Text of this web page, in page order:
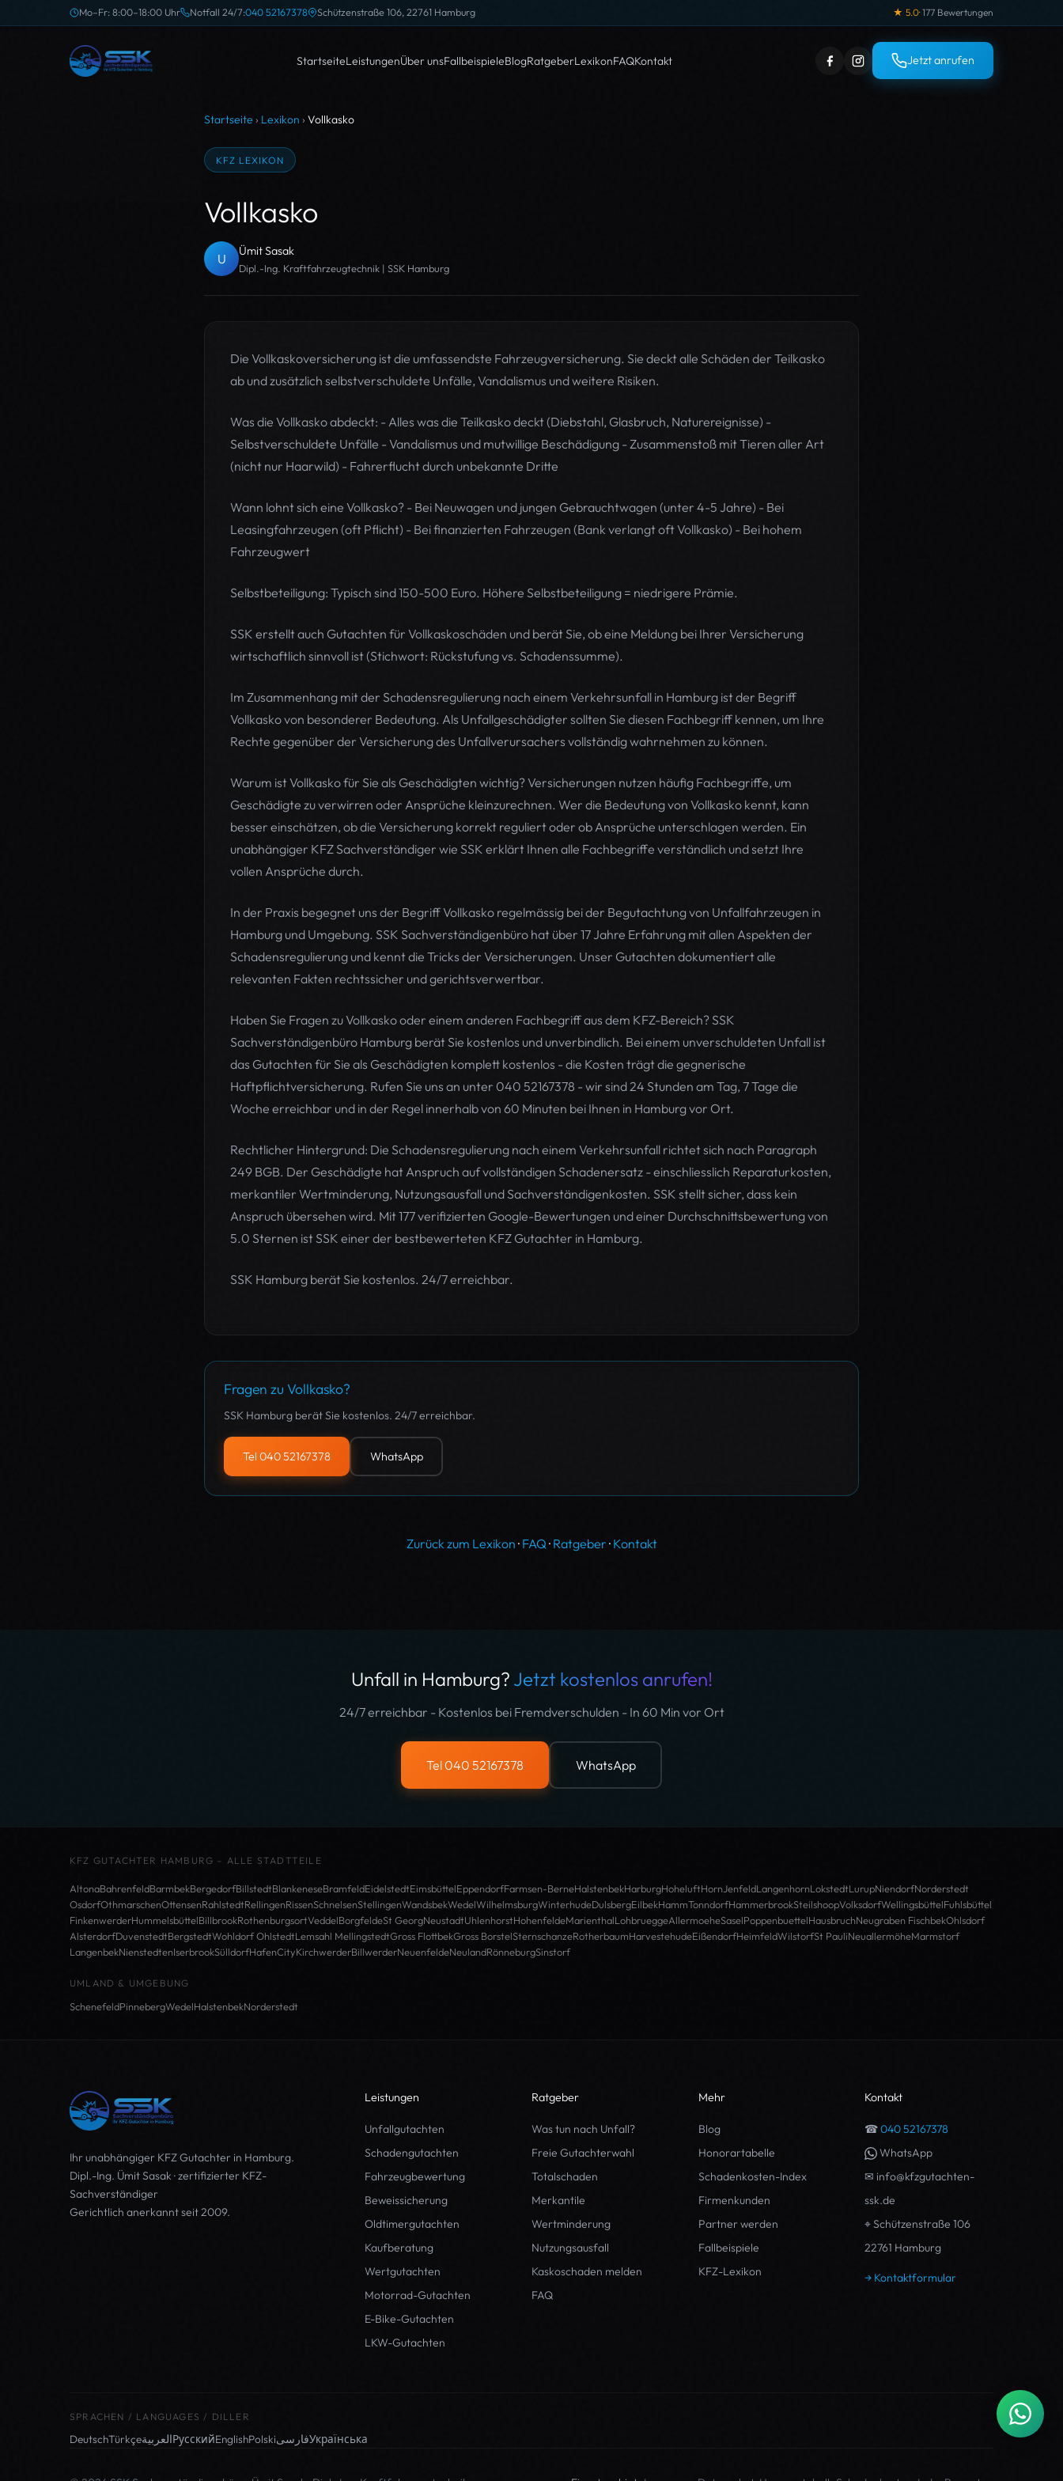
Mo–Fr: 8:00–18:00 Uhr Notfall 24/7:040 52167378 Schützenstraße 106, 22761 Hamburg ★ 5.0· 177 Bewertungen
StartseiteLeistungenÜber unsFallbeispieleBlogRatgeberLexikonFAQKontakt Jetzt anrufen
Startseite › Lexikon › Vollkasko
KFZ LEXIKON
Vollkasko
U Ümit Sasak
Dipl.-Ing. Kraftfahrzeugtechnik | SSK Hamburg
Die Vollkaskoversicherung ist die umfassendste Fahrzeugversicherung. Sie deckt alle Schäden der Teilkasko
ab und zusätzlich selbstverschuldete Unfälle, Vandalismus und weitere Risiken.
Was die Vollkasko abdeckt: - Alles was die Teilkasko deckt (Diebstahl, Glasbruch, Naturereignisse) -
Selbstverschuldete Unfälle - Vandalismus und mutwillige Beschädigung - Zusammenstoß mit Tieren aller Art
(nicht nur Haarwild) - Fahrerflucht durch unbekannte Dritte
Wann lohnt sich eine Vollkasko? - Bei Neuwagen und jungen Gebrauchtwagen (unter 4-5 Jahre) - Bei
Leasingfahrzeugen (oft Pflicht) - Bei finanzierten Fahrzeugen (Bank verlangt oft Vollkasko) - Bei hohem
Fahrzeugwert
Selbstbeteiligung: Typisch sind 150-500 Euro. Höhere Selbstbeteiligung = niedrigere Prämie.
SSK erstellt auch Gutachten für Vollkaskoschäden und berät Sie, ob eine Meldung bei Ihrer Versicherung
wirtschaftlich sinnvoll ist (Stichwort: Rückstufung vs. Schadenssumme).
Im Zusammenhang mit der Schadensregulierung nach einem Verkehrsunfall in Hamburg ist der Begriff
Vollkasko von besonderer Bedeutung. Als Unfallgeschädigter sollten Sie diesen Fachbegriff kennen, um Ihre
Rechte gegenüber der Versicherung des Unfallverursachers vollständig wahrnehmen zu können.
Warum ist Vollkasko für Sie als Geschädigten wichtig? Versicherungen nutzen häufig Fachbegriffe, um
Geschädigte zu verwirren oder Ansprüche kleinzurechnen. Wer die Bedeutung von Vollkasko kennt, kann
besser einschätzen, ob die Versicherung korrekt reguliert oder ob Ansprüche unterschlagen werden. Ein
unabhängiger KFZ Sachverständiger wie SSK erklärt Ihnen alle Fachbegriffe verständlich und setzt Ihre
vollen Ansprüche durch.
In der Praxis begegnet uns der Begriff Vollkasko regelmässig bei der Begutachtung von Unfallfahrzeugen in
Hamburg und Umgebung. SSK Sachverständigenbüro hat über 17 Jahre Erfahrung mit allen Aspekten der
Schadensregulierung und kennt die Tricks der Versicherungen. Unser Gutachten dokumentiert alle
relevanten Fakten rechtssicher und gerichtsverwertbar.
Haben Sie Fragen zu Vollkasko oder einem anderen Fachbegriff aus dem KFZ-Bereich? SSK
Sachverständigenbüro Hamburg berät Sie kostenlos und unverbindlich. Bei einem unverschuldeten Unfall ist
das Gutachten für Sie als Geschädigten komplett kostenlos - die Kosten trägt die gegnerische
Haftpflichtversicherung. Rufen Sie uns an unter 040 52167378 - wir sind 24 Stunden am Tag, 7 Tage die
Woche erreichbar und in der Regel innerhalb von 60 Minuten bei Ihnen in Hamburg vor Ort.
Rechtlicher Hintergrund: Die Schadensregulierung nach einem Verkehrsunfall richtet sich nach Paragraph
249 BGB. Der Geschädigte hat Anspruch auf vollständigen Schadenersatz - einschliesslich Reparaturkosten,
merkantiler Wertminderung, Nutzungsausfall und Sachverständigenkosten. SSK stellt sicher, dass kein
Anspruch übersehen wird. Mit 177 verifizierten Google-Bewertungen und einer Durchschnittsbewertung von
5.0 Sternen ist SSK einer der bestbewerteten KFZ Gutachter in Hamburg.
SSK Hamburg berät Sie kostenlos. 24/7 erreichbar.
Fragen zu Vollkasko?
SSK Hamburg berät Sie kostenlos. 24/7 erreichbar.
Tel 040 52167378 WhatsApp
Zurück zum Lexikon · FAQ· Ratgeber · Kontakt
Unfall in Hamburg? Jetzt kostenlos anrufen!
24/7 erreichbar - Kostenlos bei Fremdverschulden - In 60 Min vor Ort
Tel 040 52167378 WhatsApp
KFZ GUTACHTER HAMBURG – ALLE STADTTEILE
AltonaBahrenfeldBarmbekBergedorfBillstedtBlankeneseBramfeldEidelstedtEimsbüttelEppendorfFarmsen-BerneHalstenbekHarburgHoheluftHornJenfeldLangenhornLokstedtLurupNiendorfNorderstedt
OsdorfOthmarschenOttensenRahlstedtRellingenRissenSchnelsenStellingenWandsbekWedelWilhelmsburgWinterhudeDulsbergEilbekHammTonndorfHammerbrookSteilshoopVolksdorfWellingsbüttelFuhlsbüttel
FinkenwerderHummelsbüttelBillbrookRothenburgsortVeddelBorgfeldeSt GeorgNeustadtUhlenhorstHohenfeldeMarienthalLohbrueggeAllermoeheSaselPoppenbuettelHausbruchNeugraben FischbekOhlsdorf
AlsterdorfDuvenstedtBergstedtWohldorf OhlstedtLemsahl MellingstedtGross FlottbekGross BorstelSternschanzeRotherbaumHarvestehudeEißendorfHeimfeldWilstorfSt PauliNeuallermöheMarmstorf
LangenbekNienstedtenIserbrookSülldorfHafenCityKirchwerderBillwerderNeuenfeldeNeulandRönneburgSinstorf
UMLAND & UMGEBUNG
SchenefeldPinnebergWedelHalstenbekNorderstedt
Ihr unabhängiger KFZ Gutachter in Hamburg.
Dipl.-Ing. Ümit Sasak · zertifizierter KFZ-
Sachverständiger
Gerichtlich anerkannt seit 2009.
Leistungen
Unfallgutachten
Schadengutachten
Fahrzeugbewertung
Beweissicherung
Oldtimergutachten
Kaufberatung
Wertgutachten
Motorrad-Gutachten
E-Bike-Gutachten
LKW-Gutachten
Ratgeber
Was tun nach Unfall?
Freie Gutachterwahl
Totalschaden
Merkantile
Wertminderung
Nutzungsausfall
Kaskoschaden melden
FAQ
Mehr
Blog
Honorartabelle
Schadenkosten-Index
Firmenkunden
Partner werden
Fallbeispiele
KFZ-Lexikon
Kontakt
☎040 52167378
WhatsApp
✉ info@kfzgutachten-
ssk.de
⌖ Schützenstraße 106
22761 Hamburg
→ Kontaktformular
SPRACHEN / LANGUAGES / DILLER
DeutschTürkçeالعربيةРусскийEnglishPolskiفارسیУкраїнська